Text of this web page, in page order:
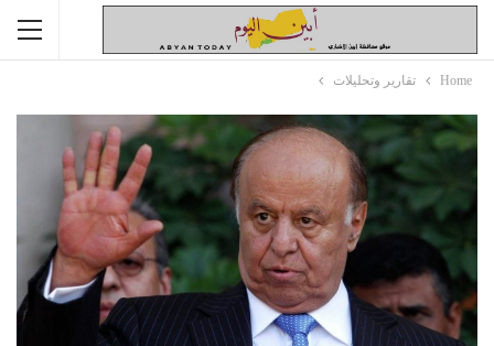
Home تقارير وتحليلات